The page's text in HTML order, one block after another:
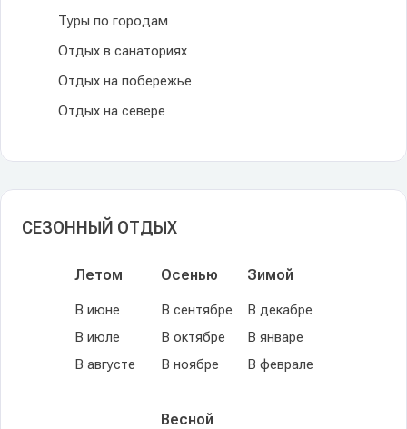
Туры по городам
Отдых в санаториях
Отдых на побережье
Отдых на севере
СЕЗОННЫЙ ОТДЫХ
Летом
В июне
В июле
В августе
Осенью
В сентябре
В октябре
В ноябре
Зимой
В декабре
В январе
В феврале
Весной